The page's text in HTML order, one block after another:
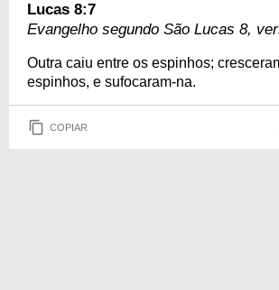
Lucas 8:7
Evangelho segundo São Lucas 8,
Outra caiu entre os espinhos;
espinhos, e sufocaram-na.
COPIAR